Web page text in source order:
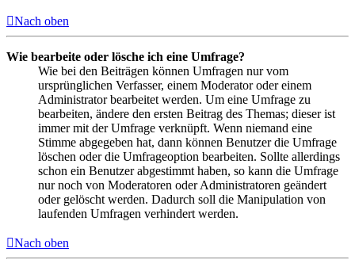
Nach oben
Wie bearbeite oder lösche ich eine Umfrage?
Wie bei den Beiträgen können Umfragen nur vom
ursprünglichen Verfasser, einem Moderator oder einem
Administrator bearbeitet werden. Um eine Umfrage zu
bearbeiten, ändere den ersten Beitrag des Themas; dieser ist
immer mit der Umfrage verknüpft. Wenn niemand eine
Stimme abgegeben hat, dann können Benutzer die Umfrage
löschen oder die Umfrageoption bearbeiten. Sollte allerdings
schon ein Benutzer abgestimmt haben, so kann die Umfrage
nur noch von Moderatoren oder Administratoren geändert
oder gelöscht werden. Dadurch soll die Manipulation von
laufenden Umfragen verhindert werden.
Nach oben